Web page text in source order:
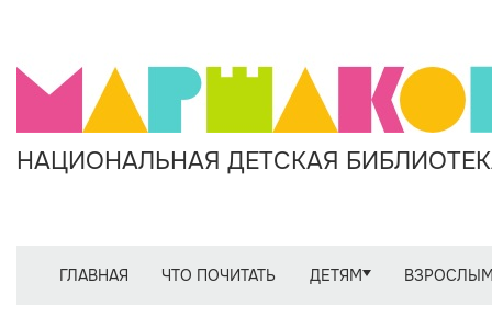
НАЦИОНАЛЬНАЯ ДЕТСКАЯ
ГЛАВНАЯ ЧТО ПОЧИТАТЬ ДЕТЯМ